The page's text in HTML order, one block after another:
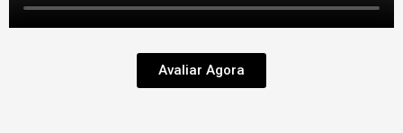
Avaliar Agora